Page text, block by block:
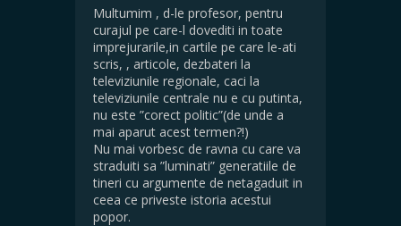
Multumim , d-le profesor, pentru
curajul pe care-l dovediti in toate
imprejurarile,in cartile pe care le-ati
scris, , articole, dezbateri la
televiziunile regionale, caci la
televiziunile centrale nu e cu putinta,
nu este ”corect politic”(de unde a
mai aparut acest termen?!)
Nu mai vorbesc de ravna cu care va
straduiti sa ”luminati” generatiile de
tineri cu argumente de netagaduit in
ceea ce priveste istoria acestui
popor.